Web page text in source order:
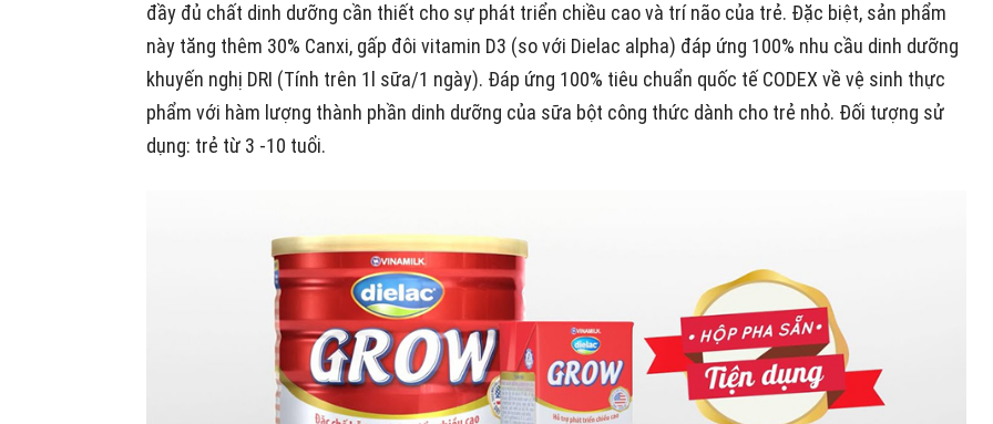
đầy đủ chất dinh dưỡng cần thiết cho sự phát triển chiều cao và trí não của trẻ. Đặc biệt, sản phẩm
này tăng thêm 30% Canxi, gấp đôi vitamin D3 (so với Dielac alpha) đáp ứng 100% nhu cầu dinh dưỡng
khuyến nghị DRI (Tính trên 1l sữa/1 ngày). Đáp ứng 100% tiêu chuẩn quốc tế CODEX về vệ sinh thực
phẩm với hàm lượng thành phần dinh dưỡng của sữa bột công thức dành cho trẻ nhỏ. Đối tượng sử
dụng: trẻ từ 3 -10 tuổi.